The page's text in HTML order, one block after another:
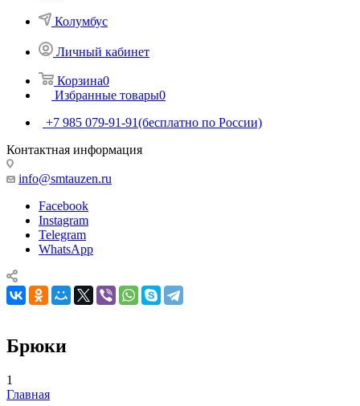
Колумбус
Личный кабинет
Корзина0
Избранные товары0
+7 985 079-91-91(бесплатно по России)
Контактная информация
info@smtauzen.ru
Facebook
Instagram
Telegram
WhatsApp
Брюки
1
Главная